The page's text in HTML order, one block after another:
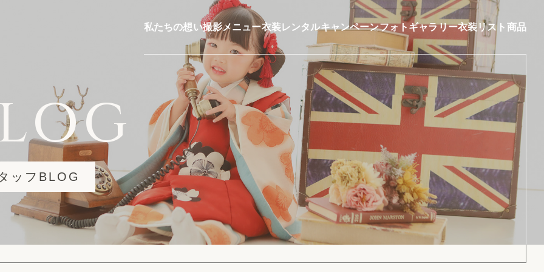
私たちの想い撮影メニュー衣装レンタルキャンペーンフォトギャラリー衣装リスト 商品
ッフBLOG